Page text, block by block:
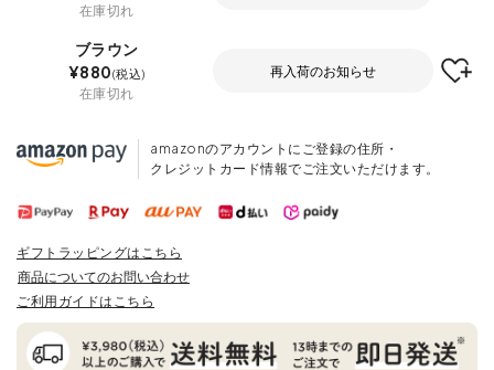
在庫切れ
ブラウン
¥880 税込
在庫切れ
再入荷のお知らせ
amazonのアカウントにご登録の住所・
クレジットカード情報でご注文いただけます。
ギフトラッピングはこちら
商品についてのお問い合わせ
ご利用ガイドはこちら